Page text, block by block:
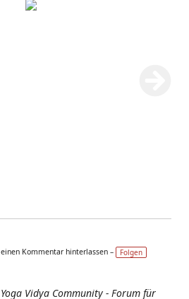
Kommentar hinterlassen –
Folgen
Vidya Community - Forum für